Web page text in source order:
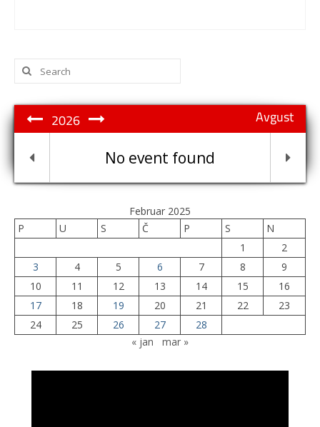
Search
for:
Avgust
2026
No event found
Februar 2025
P
U S Č P S
N
1
2
3
4 5 6 7 8
9
10
11 12 13 14 15
16
17
18 19 20 21 22
23
24
25 26 27
28
« jan
mar »